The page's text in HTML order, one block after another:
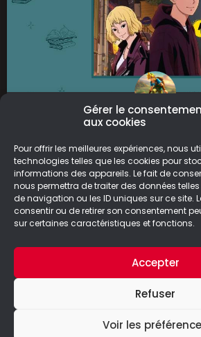
Gérer le
aux cookies
Pour offrir les meilleures expériences, nous
technologies telles que les cookies pour
informations des appareils. Le fait de
nous permettra de traiter des données
de navigation ou les ID uniques sur ce site.
consentir ou de retirer son consentement
sur certaines caractéristiques et fonctions.
Accepter
Refuser
Voir les
Itaewon
Itaewon Class, un manhwa
2016 par Kwang Jin, édité par
livre le 13 Juillet
LIRE LA SUITE
18/07/2023